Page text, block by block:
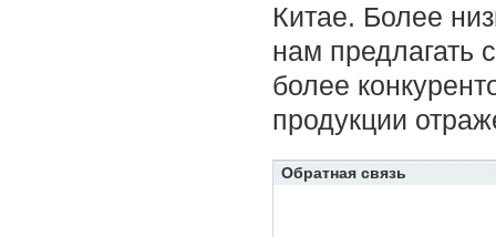
Китае. Более
нам предлагать
более
продукции
Обратная связь